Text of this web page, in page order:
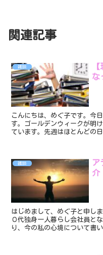
関連記事
雑談
な
こんにちは、めぐ子です。今
す。ゴールデンウィークが明
ています。先週はほとんどの
雑談
ア
介
はじめまして、めぐ子と申し
０代独身一人暮らし会社員と
り、今の私の心境について書